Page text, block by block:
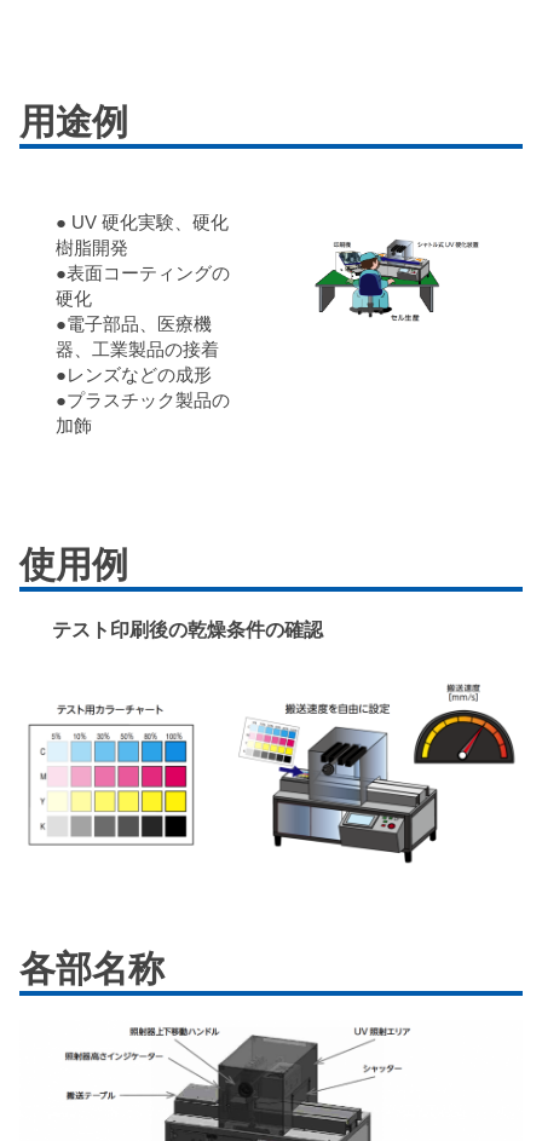
用途例
● UV 硬化実験、硬化
樹脂開発
●表面コーティングの
硬化
●電子部品、医療機
器、工業製品の接着
●レンズなどの成形
●プラスチック製品の
加飾
使用例
テスト印刷後の乾燥条件の確認
各部名称